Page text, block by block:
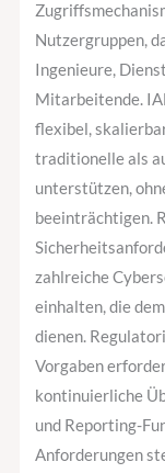
Nutzergruppen,
Ingenieure,
Mitarbeitende.
flexibel,
traditionelle als
unterstützen,
beeinträchtigen.
zahlreiche
einhalten, die
dienen.
Vorgaben
kontinuierliche
und Reporting-
Anforderungen